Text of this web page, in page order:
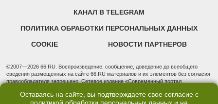
КАНАЛ В TELEGRAM
ПОЛИТИКА ОБРАБОТКИ ПЕРСОНАЛЬНЫХ ДАННЫХ
COOKIE НОВОСТИ ПАРТНЕРОВ
©2007—2026 66.RU. Воспроизведение, сообщение, доведение до всеобщего
сведения размещенных на сайте 66.RU материалов и их элементов без согласия
правообладателя запрещено. Сетевое издание «Современный портал
надзору в сфере связи, информационных технологий и массовых коммуникаций
Оставаясь на сайте, вы подтверждаете свое согласие с